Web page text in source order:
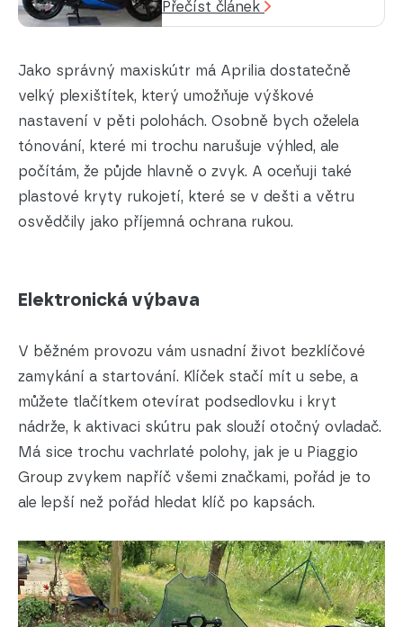
Přečíst článek
Jako správný maxiskútr má Aprilia dostatečně
velký plexištítek, který umožňuje výškové
nastavení v pěti polohách. Osobně bych oželela
tónování, které mi trochu narušuje výhled, ale
počítám, že půjde hlavně o zvyk. A oceňuji také
plastové kryty rukojetí, které se v dešti a větru
osvědčily jako příjemná ochrana rukou.
Elektronická výbava
V běžném provozu vám usnadní život bezklíčové
zamykání a startování. Klíček stačí mít u sebe, a
můžete tlačítkem otevírat podsedlovku i kryt
nádrže, k aktivaci skútru pak slouží otočný ovladač.
Má sice trochu vachrlaté polohy, jak je u Piaggio
Group zvykem napříč všemi značkami, pořád je to
ale lepší než pořád hledat klíč po kapsách.